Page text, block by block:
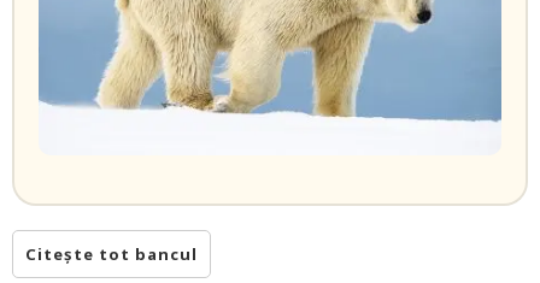
Citește tot bancul